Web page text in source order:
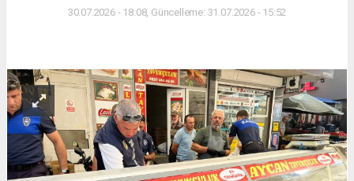
30.07.2026 - 18:08, Güncelleme: 31.07.2026 - 15:52